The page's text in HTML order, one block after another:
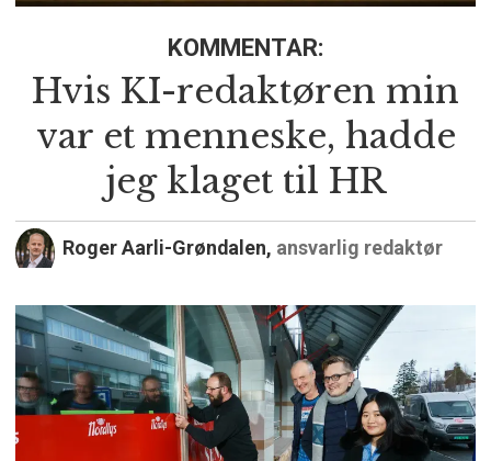
KOMMENTAR:
Hvis KI-redaktøren min
var et menneske, hadde
jeg klaget til HR
Roger Aarli-Grøndalen, ansvarlig redaktør